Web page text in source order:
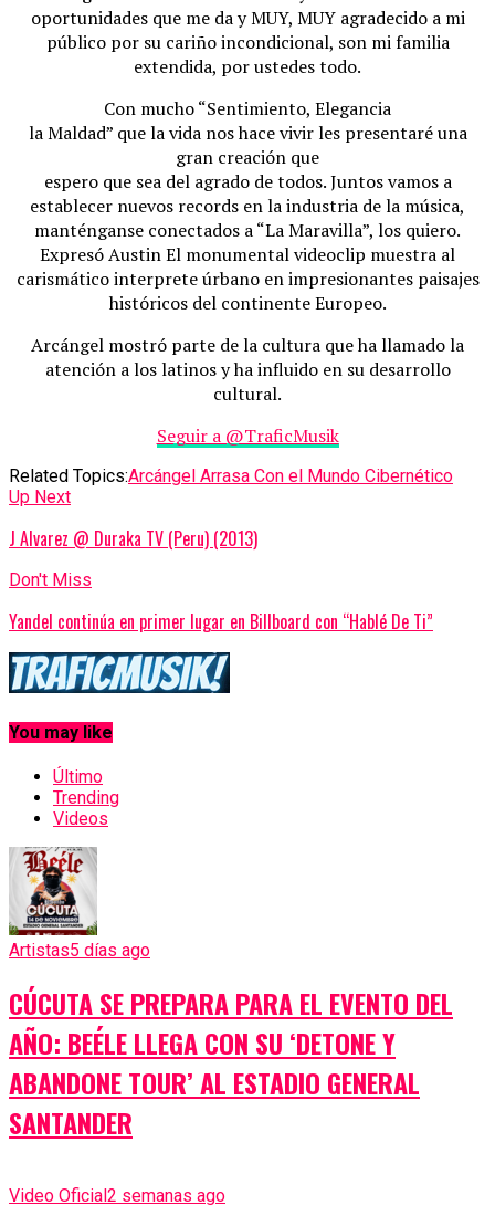
oportunidades que me da y MUY, MUY agradecido a mi
público por su cariño incondicional, son mi familia
extendida, por ustedes todo.
Con mucho “Sentimiento, Elegancia
la Maldad” que la vida nos hace vivir les presentaré una
gran creación que
espero que sea del agrado de todos. Juntos vamos a
establecer nuevos records en la industria de la música,
manténganse conectados a “La Maravilla”, los quiero.
Expresó Austin El monumental videoclip muestra al
carismático interprete úrbano en impresionantes paisajes
históricos del continente Europeo.
Arcángel mostró parte de la cultura que ha llamado la
atención a los latinos y ha influido en su desarrollo
cultural.
Seguir a @TraficMusik
Related Topics:Arcángel Arrasa Con el Mundo Cibernético
Up Next
J Alvarez @ Duraka TV (Peru) (2013)
Don't Miss
Yandel continúa en primer lugar en Billboard con “Hablé De Ti”
You may like
Último
Trending
Videos
Artistas5 días ago
CÚCUTA SE PREPARA PARA EL EVENTO DEL
AÑO: BEÉLE LLEGA CON SU ‘DETONE Y
ABANDONE TOUR’ AL ESTADIO GENERAL
SANTANDER
Video Oficial2 semanas ago